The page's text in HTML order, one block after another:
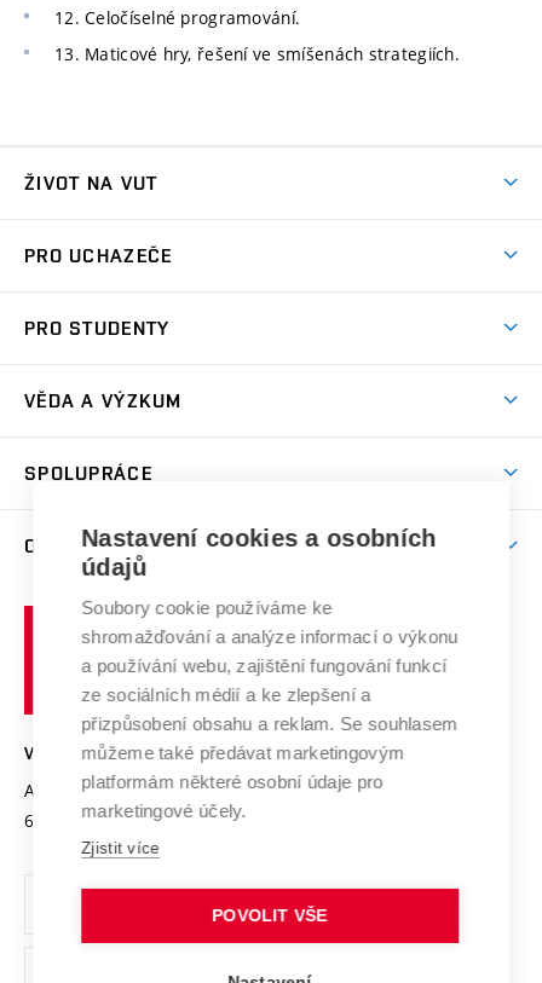
12. Celočíselné programování.
13. Maticové hry, řešení ve smíšenách strategiích.
ŽIVOT NA VUT
Koleje
Sport na VUT
Brno
PRO UCHAZEČE
Dny otevřených dveří
Celoživotní vzdělávání
E-přihláška
PRO STUDENTY
Harmonogram akademického roku
Závěrečné práce
Doktorské studium
Zpracování osobních údajů studentů
Sociální bezpečí
Studium bez bariér
Podpora podnikání
VĚDA A VÝZKUM
Mezinárodní vědecká rada
Systém zajišťování kvality výzkumu
Výzkumné infrastruktury
Transfer znalostí
Open Science
Projekty
Projekty ze strukturálních fondů
Specifický výzkum
SPOLUPRÁCE
Zahraniční spolupráce
Spolupráce se školami
Služby univerzity
Mezinárodní dohody
Univerzitní sítě
O UNIVERZITĚ
Profil univerzity
Udržitelná univerzita
Podnikavá univerzita / ContriBUTe
Bezpečná univerzita
Vyznamenání
Organizační struktura
Ochrana osobních údajů
učení
technické
VYSOKÉ UČENÍ TECHNICKÉ V BRNĚ
Antonínská 548/1
602 00 Brno
www.vut.cz
vut@vutbr.cz
Nastavení cookies a osobních
údajů
Soubory cookie používáme ke
shromažďování a analýze informací o výkonu
a používání webu, zajištění fungování funkcí
ze sociálních médií a ke zlepšení a
přizpůsobení obsahu a reklam. Se souhlasem
můžeme také předávat marketingovým
platformám některé osobní údaje pro
marketingové účely.
Zjistit více
POVOLIT VŠE